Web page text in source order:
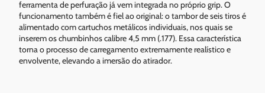
ferramenta de perfuração já vem integrada no próprio grip. O
funcionamento também é fiel ao original: o tambor de seis tiros é
alimentado com cartuchos metálicos individuais, nos quais se
inserem os chumbinhos calibre 4,5 mm (.177). Essa característica
torna o processo de carregamento extremamente realístico e
envolvente, elevando a imersão do atirador.